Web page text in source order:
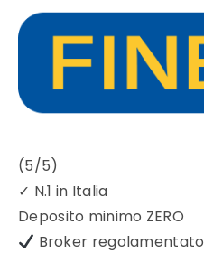
(5/5)
✓ N.1 in Italia
Deposito minimo ZERO
Broker regolamentato